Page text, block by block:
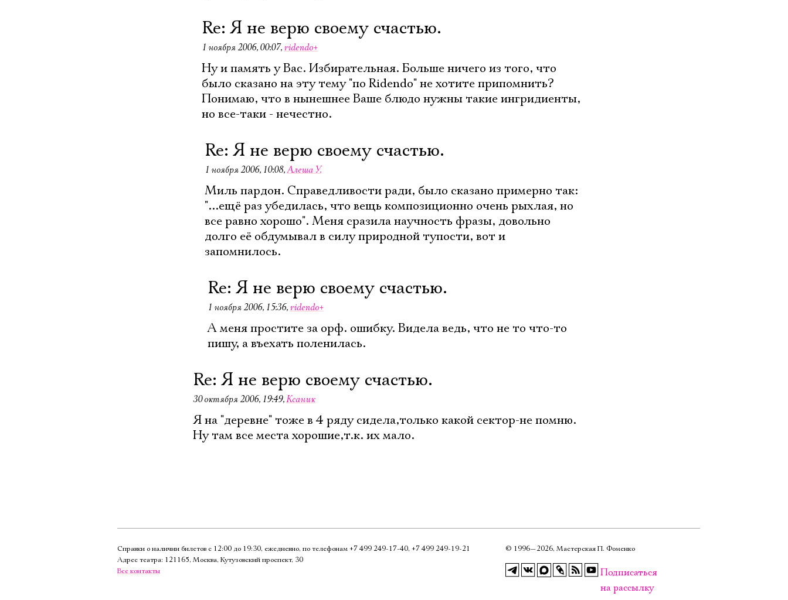
Re: Я не верю своему счастью.
1 ноября 2006, 00:07,ridendo+
Ну и память у Вас. Избирательная. Больше ничего из того, что
было сказано на эту тему "по Ridendo" не хотите припомнить?
Понимаю, что в нынешнее Ваше блюдо нужны такие ингридиенты,
но все-таки - нечестно.
Re: Я не верю своему счастью.
1 ноября 2006, 10:08,Алеша У.
Миль пардон. Справедливости ради, было сказано примерно так:
"...ещё раз убедилась, что вещь композиционно очень рыхлая, но
все равно хорошо". Меня сразила научность фразы, довольно
долго её обдумывал в силу природной тупости, вот и
запомнилось.
Re: Я не верю своему счастью.
1 ноября 2006, 15:36,ridendo+
А меня простите за орф. ошибку. Видела ведь, что не то что-то
пишу, а въехать поленилась.
Re: Я не верю своему счастью.
30 октября 2006, 19:49,Ксаник
Я на "деревне" тоже в 4 ряду сидела,только какой сектор-не помню.
Ну там все места хорошие,т.к. их мало.
Справки о наличии билетов с 12:00 до 19:30, ежедневно, по телефонам +7 499 249‑17‑40, +7 499 249‑19‑21
Адрес театра: 121165, Москва, Кутузовский проспект, 30
Все контакты
© 1996—2026, Мастерская П. Фоменко
Подписаться
на рассылку